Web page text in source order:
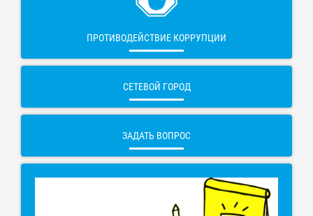
ПРОТИВОДЕЙСТВИЕ КОРРУПЦИИ
СЕТЕВОЙ ГОРОД
ЗАДАТЬ ВОПРОС